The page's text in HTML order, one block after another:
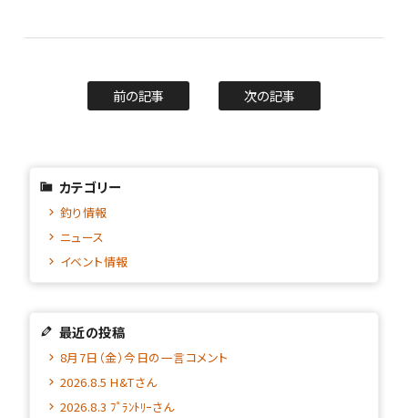
前の記事 次の記事
カテゴリー
釣り情報
ニュース
イベント情報
最近の投稿
8月7日（金）今日の一言コメント
2026.8.5 H&Tさん
2026.8.3 ﾌﾟﾗﾝﾄﾘｰさん